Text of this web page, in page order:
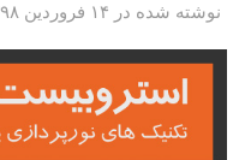
نوشته شده در ۱۴ فروردین ۱۳۹۸